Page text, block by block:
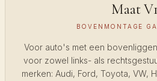
Maat V1
BOVENMONTAGE
Voor auto's met een
voor zowel links- als
merken: Audi, Ford, Toyota, VW,